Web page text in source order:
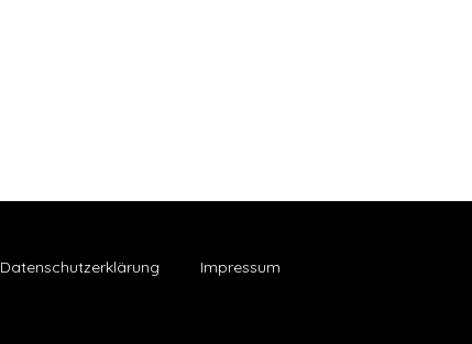
Datenschutzerklärung Impressum